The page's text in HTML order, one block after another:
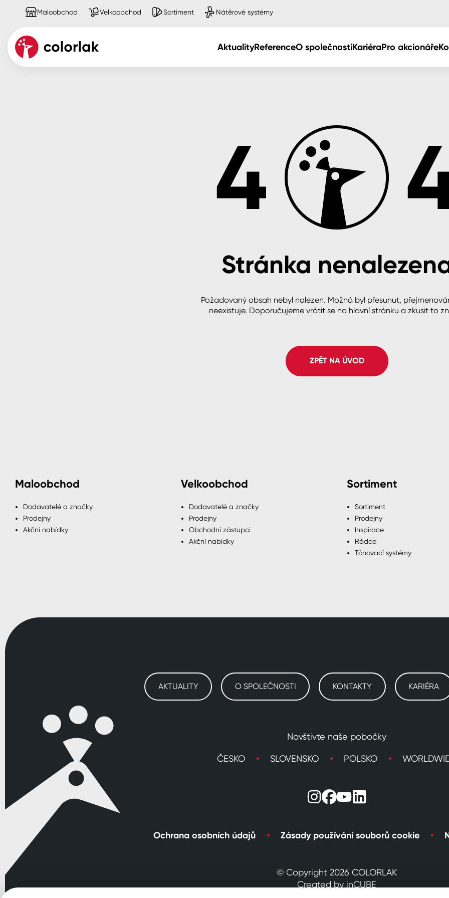
Maloobchod Velkoobchod Sortiment Nátěrové systémy
AktualityReferenceO společnostiKariéraPro akcionáře
Ředidla, tužidla, čističe, technickéStránka
Požadovaný obsah nebyl nalezen. Možná byl přesunut,
neexistuje. Doporučujeme vrátit se na hlavní stránku a zkusit to
ZPĚT NA ÚVOD
Maloobchod
Dodavatelé a značky
Prodejny
Akční nabídky
Velkoobchod
Dodavatelé a značky
Prodejny
Obchodní zástupci
Akční nabídky
Sortiment
Sortiment
Prodejny
Inspirace
Rádce
Tónovací systémy
AKTUALITY O SPOLEČNOSTI KONTAKTY KARIÉRA
Navštivte naše pobočky
ČESKO SLOVENSKO POLSKO
Ochrana osobních údajů Zásady používání souborů cookie
© Copyright 2026 COLORLAK
Created by inCUBE